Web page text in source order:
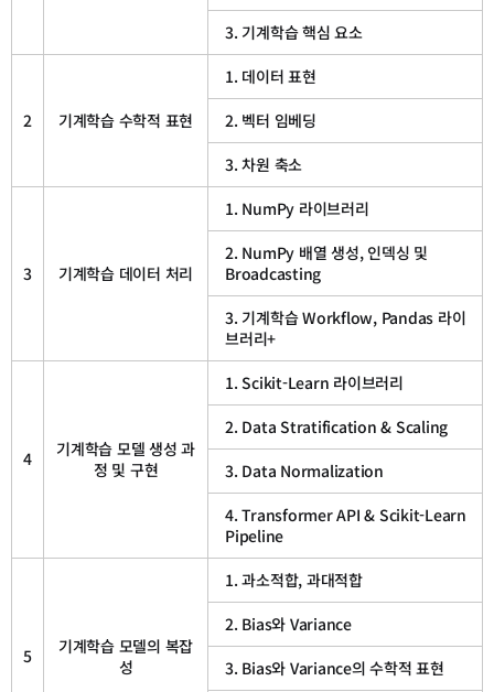
3. 기계학습 핵심 요소
2 기계학습 수학적 표현
1. 데이터 표현
2. 벡터 임베딩
3. 차원 축소
3 기계학습 데이터 처리
1. NumPy 라이브러리
2. NumPy 배열 생성, 인덱싱 및
Broadcasting
3. 기계학습 Workflow, Pandas 라이
브러리+
4
기계학습 모델 생성 과
정 및 구현
1. Scikit-Learn 라이브러리
2. Data Stratification & Scaling
3. Data Normalization
4. Transformer API & Scikit-Learn
Pipeline
5
기계학습 모델의 복잡
성
1. 과소적합, 과대적합
2. Bias와 Variance
3. Bias와 Variance의 수학적 표현